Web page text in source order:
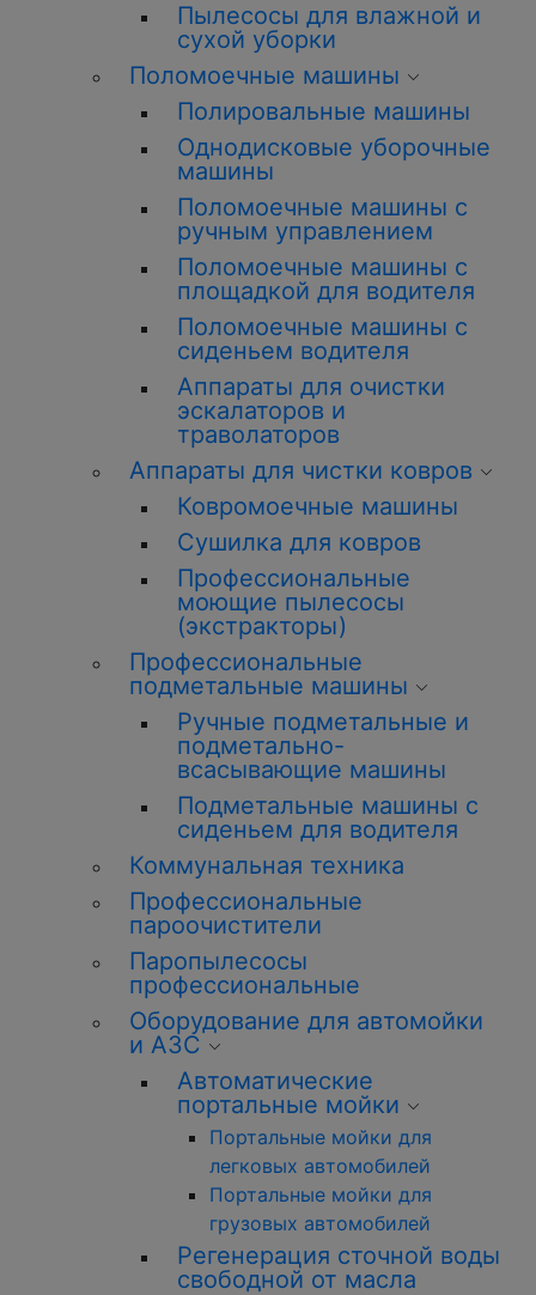
Пылесосы для влажной и
сухой уборки
Поломоечные машины
Полировальные машины
Однодисковые уборочные
машины
Поломоечные машины с
ручным управлением
Поломоечные машины с
площадкой для водителя
Поломоечные машины с
сиденьем водителя
Аппараты для очистки
эскалаторов и
траволаторов
Аппараты для чистки ковров
Ковромоечные машины
Сушилка для ковров
Профессиональные
моющие пылесосы
(экстракторы)
Профессиональные
подметальные машины
Ручные подметальные и
подметально-
всасывающие машины
Подметальные машины с
сиденьем для водителя
Коммунальная техника
Профессиональные
пароочистители
Паропылесосы
профессиональные
Оборудование для автомойки
и АЗС
Автоматические
портальные мойки
Портальные мойки для
легковых автомобилей
Портальные мойки для
грузовых автомобилей
Регенерация сточной воды
свободной от масла